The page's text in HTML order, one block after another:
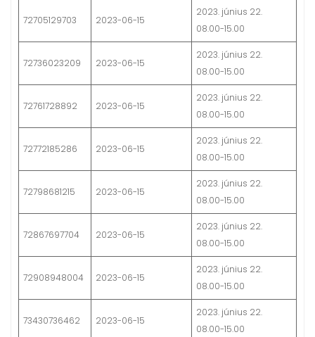
72705129703 2023-06-15
2023. június 22.
08.00-15.00
72736023209 2023-06-15
2023. június 22.
08.00-15.00
72761728892 2023-06-15
2023. június 22.
08.00-15.00
72772185286 2023-06-15
2023. június 22.
08.00-15.00
72798681215 2023-06-15
2023. június 22.
08.00-15.00
72867697704 2023-06-15
2023. június 22.
08.00-15.00
72908948004 2023-06-15
2023. június 22.
08.00-15.00
73430736462 2023-06-15
2023. június 22.
08.00-15.00